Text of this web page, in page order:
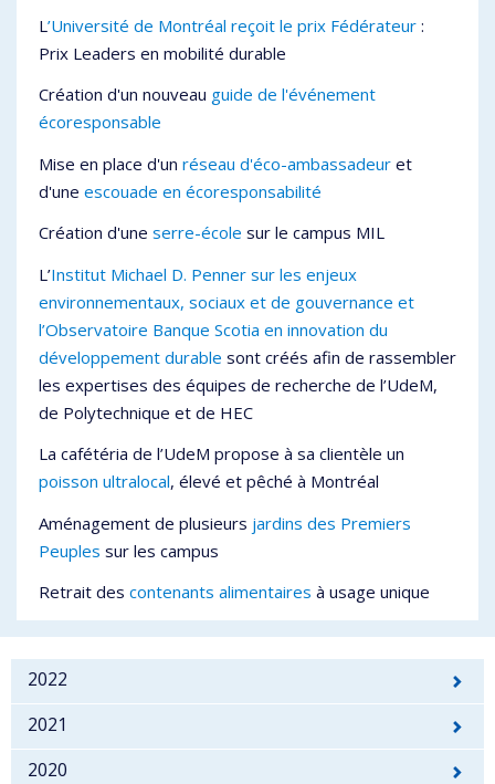
L ’Université de Montréal reçoit le prix Fédérateur :
Prix Leaders en mobilité durable
Création d'un nouveau guide de l'événement
écoresponsable
Mise en place d'un réseau d'éco-ambassadeur et
d'une escouade en écoresponsabilité
Création d'une serre-école sur le campus MIL
L’Institut Michael D. Penner sur les enjeux
environnementaux, sociaux et de gouvernance et
l’Observatoire Banque Scotia en innovation du
développement durable sont créés afin de rassembler
les expertises des équipes de recherche de l’UdeM,
de Polytechnique et de HEC
La cafétéria de l’UdeM propose à sa clientèle un
poisson ultralocal, élevé et pêché à Montréal
Aménagement de plusieurs jardins des Premiers
Peuples sur les campus
Retrait des contenants alimentaires à usage unique
2022
2021
2020